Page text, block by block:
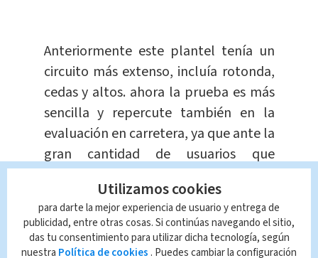
Anteriormente este plantel tenía un
circuito más extenso, incluía rotonda,
cedas y altos. ahora la prueba es más
sencilla y repercute también en la
evaluación en carretera, ya que ante la
gran cantidad de usuarios que
aprueban las primeras fases en
plantel,se hacen recorridos más
cortos en las vías para lograr atender
a más personas.
Utilizamos cookies
para darte la mejor experiencia de usuario y entrega de
publicidad, entre otras cosas. Si continúas navegando el sitio,
das tu consentimiento para utilizar dicha tecnología, según
nuestra Política de cookies . Puedes cambiar la configuración